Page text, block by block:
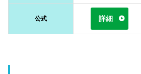
公式 詳細